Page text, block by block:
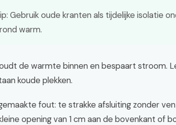
Gebruik oude kranten als tijdelijke isolatie
warm.
de warmte binnen en bespaart stroom.
koude plekken.
fout: te strakke afsluiting zonder
opening van 1 cm aan de bovenkant of